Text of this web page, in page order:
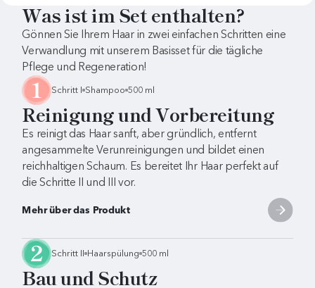
Was ist im Set enthalten?
Gönnen Sie Ihrem Haar in zwei einfachen Schritten eine
Verwandlung mit unserem Basisset für die tägliche
Pflege und Regeneration!
Schritt I Shampoo 500 ml
Reinigung und Vorbereitung
Es reinigt das Haar sanft, aber gründlich, entfernt
angesammelte Verunreinigungen und bildet einen
reichhaltigen Schaum. Es bereitet Ihr Haar perfekt auf
die Schritte II und III vor.
Mehr über das Produkt
Schritt II Haarspülung 500 ml
Bau und Schutz